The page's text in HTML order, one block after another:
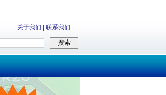
关于我们 联系我们